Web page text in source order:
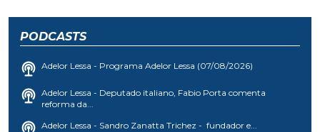
PODCASTS
Adelor Lessa - Programa Adelor Lessa (07/08/2026)
Adelor Lessa - Deputado italiano, Fabio Porta comenta
reforma da...
Adelor Lessa - Sandro Zanatta Trichez - fundador e...